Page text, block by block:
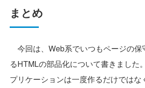
まとめ
今回は、Web系でいつもページの保
るHTMLの部品化について書きました
プリケーションは一度作るだけではな